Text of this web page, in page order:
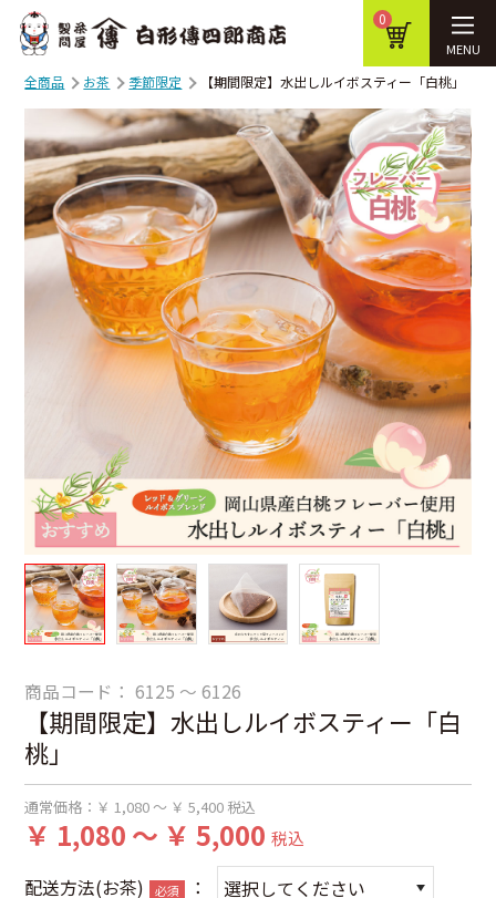
0
MENU
全商品 お茶 季節限定 【期間限定】水出しルイボスティー「白桃」
商品コード：6125 ～ 6126
【期間限定】水出しルイボスティー「白
桃」
通常価格： ￥ 1,080 ～ ￥ 5,400 税込
￥ 1,080 ～ ￥ 5,000 税込
配送方法(お茶) 必須 ：